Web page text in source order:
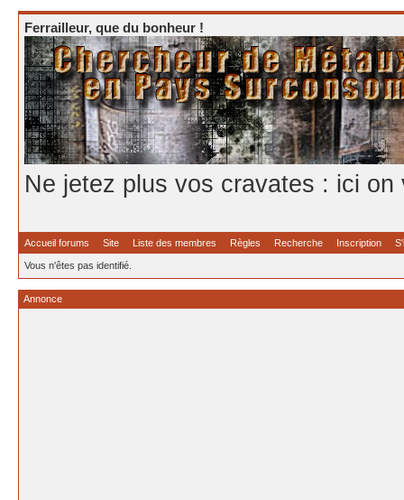
Ferrailleur, que du bonheur !
Ne jetez plus vos cravates : ici
Accueil forums Site Liste des membres Règles Recherche Inscription
Vous n'êtes pas identifié.
Annonce